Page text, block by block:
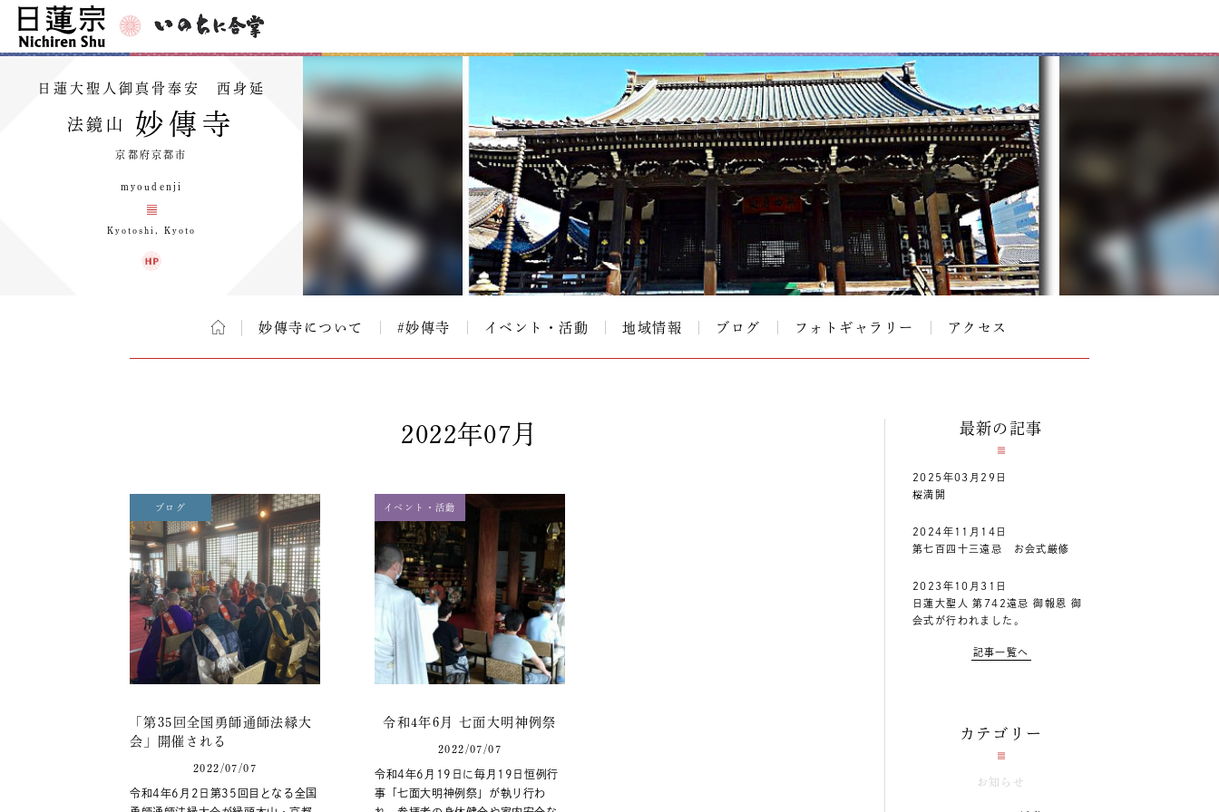
日蓮大聖人御真骨奉安 西身延
法鏡山 妙傳寺
京都府京都市
myoudenji
Kyotoshi, Kyoto
妙傳寺について #妙傳寺 イベント・活動 地域情報 ブログ フォトギャラリー アクセス
2022年07月
ブログ
「第35回全国勇師通師法縁大
会」開催される
2022/07/07
令和4年6月2日第35回目となる全国
イベント・活動
令和4年6月 七面大明神例祭
2022/07/07
令和4年6月19日に毎月19日恒例行
事「七面大明神例祭」が執り行わ
最新の記事
2025年03月29日
桜満開
2024年11月14日
第七百四十三遠忌 お会式厳修
2023年10月31日
日蓮大聖人 第742遠忌 御報恩 御
会式が行われました。
記事一覧へ
カテゴリー
お知らせ